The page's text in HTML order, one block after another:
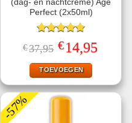
(dag- en nachtcrème) Age
Perfect (2x50ml)
Gewaardeerd
5.00uit 5
€37,95 Oorspronkelijke
prijs
was:
€37,95.
€14,95prijs
TOEVOEGEN
-57%